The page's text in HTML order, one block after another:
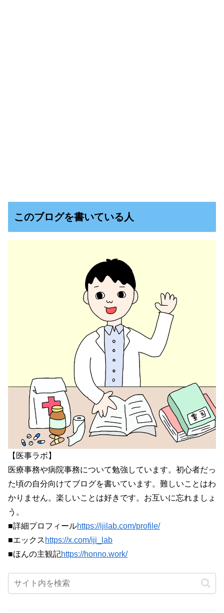
このブログを書いている人
【医事ラボ】
医療事務や病院事務について勉強しています。初心者だっ
た頃の自分向けてブログを書いています。難しいことはわ
かりません。楽しいことは好きです。お互いに忘れましょ
う。
■詳細プロフィールhttps://ijilab.com/profile/
■エックス https://x.com/iji_lab
■ほんの主観記https://honno.work/